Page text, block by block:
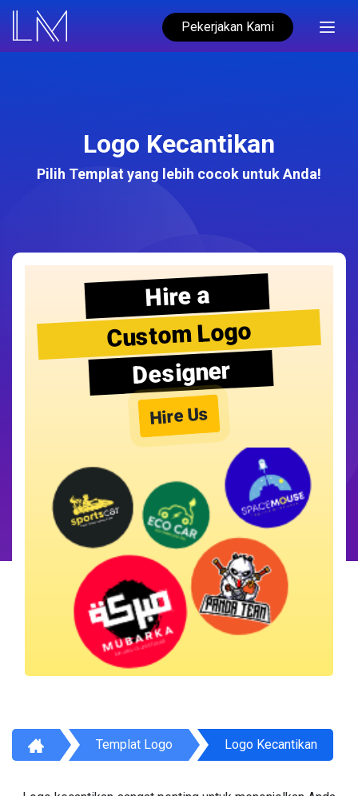
Pekerjakan Kami
Logo Kecantikan
Pilih Templat yang lebih cocok untuk Anda!
Hire a
Custom Logo
Designer
Hire Us
Templat Logo Logo Kecantikan